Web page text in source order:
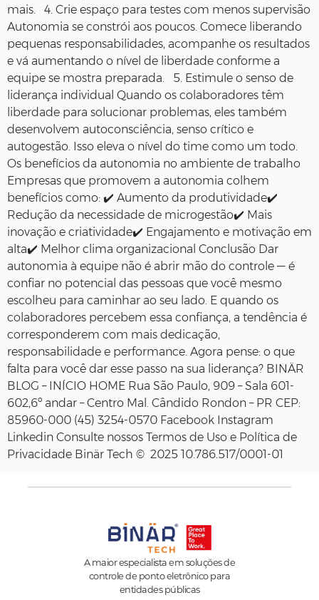
mais. 4. Crie espaço para testes com menos supervisão
Autonomia se constrói aos poucos. Comece liberando
pequenas responsabilidades, acompanhe os resultados
e vá aumentando o nível de liberdade conforme a
equipe se mostra preparada. 5. Estimule o senso de
liderança individual Quando os colaboradores têm
liberdade para solucionar problemas, eles também
desenvolvem autoconsciência, senso crítico e
autogestão. Isso eleva o nível do time como um todo.
Os benefícios da autonomia no ambiente de trabalho
Empresas que promovem a autonomia colhem
benefícios como: ✔️ Aumento da produtividade✔️
Redução da necessidade de microgestão✔️ Mais
inovação e criatividade✔️ Engajamento e motivação em
alta✔️ Melhor clima organizacional Conclusão Dar
autonomia à equipe não é abrir mão do controle — é
confiar no potencial das pessoas que você mesmo
escolheu para caminhar ao seu lado. E quando os
colaboradores percebem essa confiança, a tendência é
corresponderem com mais dedicação,
responsabilidade e performance. Agora pense: o que
falta para você dar esse passo na sua liderança? BINÄR
BLOG – INÍCIO HOME Rua São Paulo, 909 – Sala 601-
602,6º andar – Centro Mal. Cândido Rondon – PR CEP:
85960-000 (45) 3254-0570 Facebook Instagram
Linkedin Consulte nossos Termos de Uso e Política de
Privacidade Binär Tech © 2025 10.786.517/0001-01
A maior especialista em soluções de
controle de ponto eletrônico para
entidades públicas